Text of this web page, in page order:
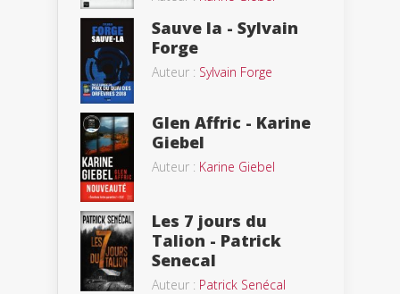
Sauve la - Sylvain
Forge
Auteur : Sylvain Forge
Glen Affric - Karine
Giebel
Auteur : Karine Giebel
Les 7 jours du
Talion - Patrick
Senecal
Auteur : Patrick Senécal